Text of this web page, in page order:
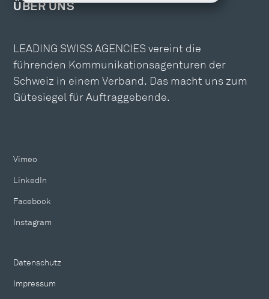
ÜBER UNS
LEADING SWISS AGENCIES vereint die
führenden Kommunikationsagenturen der
Schweiz in einem Verband. Das macht uns zum
Gütesiegel für Auftraggebende.
Vimeo
LinkedIn
Facebook
Instagram
Datenschutz
Impressum